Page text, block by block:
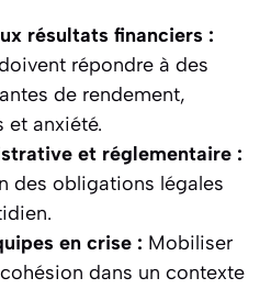
résultats financiers :
répondre à des
de rendement,
et anxiété.
et réglementaire :
des obligations légales
en crise : Mobiliser
dans un contexte